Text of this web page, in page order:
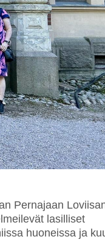
Pernajaan
lasilliset
huoneissa ja